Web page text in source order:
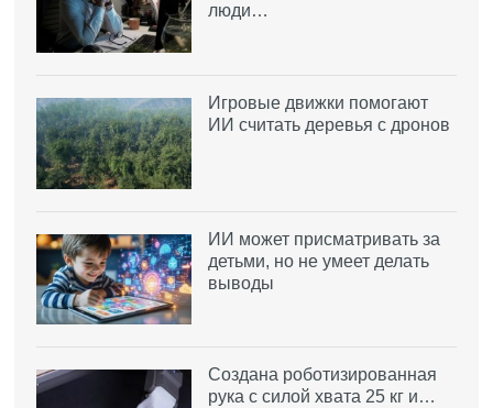
люди…
Игровые движки помогают
ИИ считать деревья с дронов
ИИ может присматривать за
детьми, но не умеет делать
выводы
Создана роботизированная
рука с силой хвата 25 кг и…